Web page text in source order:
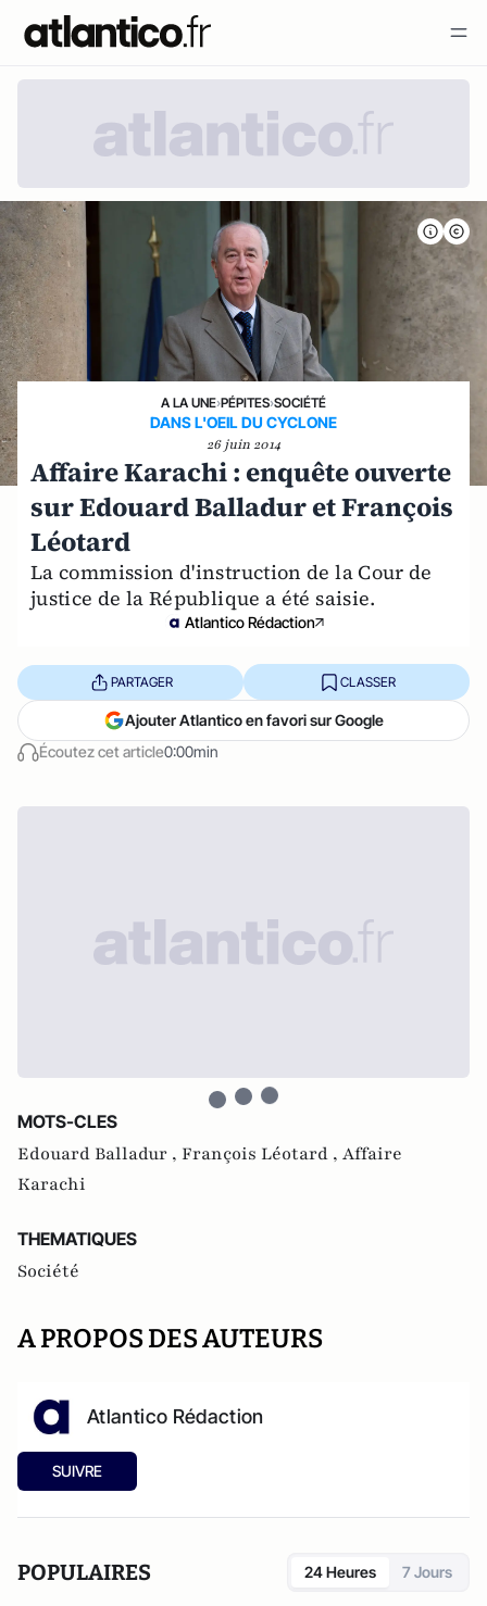
A LA UNE›PÉPITES›SOCIÉTÉ
DANS L'OEIL DU CYCLONE
26 juin 2014
Affaire Karachi : enquête ouverte
sur Edouard Balladur et François
Léotard
La commission d'instruction de la Cour de
justice de la République a été saisie.
Atlantico Rédaction
Écoutez cet article0:00min
PARTAGER CLASSER
Ajouter Atlantico en favori sur Google
MOTS-CLES
Edouard Balladur , François Léotard , Affaire
Karachi
THEMATIQUES
Société
A PROPOS DES AUTEURS
Atlantico Rédaction
SUIVRE
POPULAIRES 24 Heures 7 Jours